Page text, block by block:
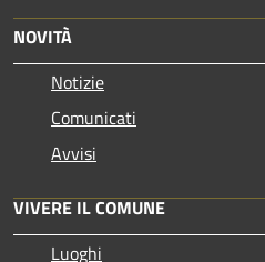
NOVITÀ
Notizie
Comunicati
Avvisi
VIVERE IL COMUNE
Luoghi